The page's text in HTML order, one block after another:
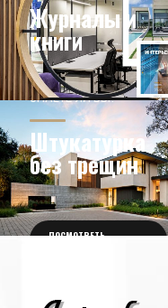
Журналы и
книги
НОВОСТИ ИЗ МИРА
ДИЗАЙНА
ЗНАЕТЕ ЛИ ВЫ?
Штукатурка
без трещин
ПОСМОТРЕТЬ